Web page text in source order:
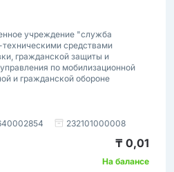
учреждение "служба
средствами
гражданской защиты и
по мобилизационной
и гражданской обороне
232101000008
₸ 0,01
На балансе